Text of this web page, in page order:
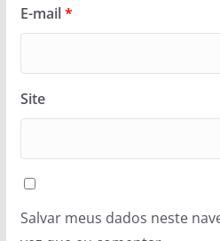
E-mail*
Site
Salvar meus dados neste